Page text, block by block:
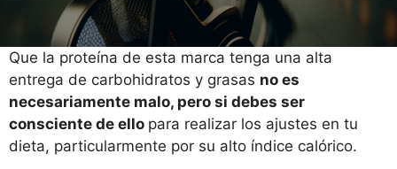
Que la proteína de esta marca tenga una alta
entrega de carbohidratos y grasas no es
necesariamente malo, pero si debes ser
consciente de ello para realizar los ajustes en tu
dieta, particularmente por su alto índice calórico.